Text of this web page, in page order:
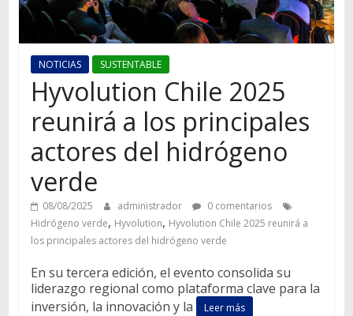
NOTICIAS SUSTENTABLE
Hyvolution Chile 2025
reunirá a los principales
actores del hidrógeno
verde
08/08/2025 administrador
0 comentarios
Hidrógeno verde, Hyvolution, Hyvolution Chile 2025 reunirá a
los principales actores del hidrógeno verde
En su tercera edición, el evento consolida su
liderazgo regional como plataforma clave para la
inversión, la innovación y la
Leer más